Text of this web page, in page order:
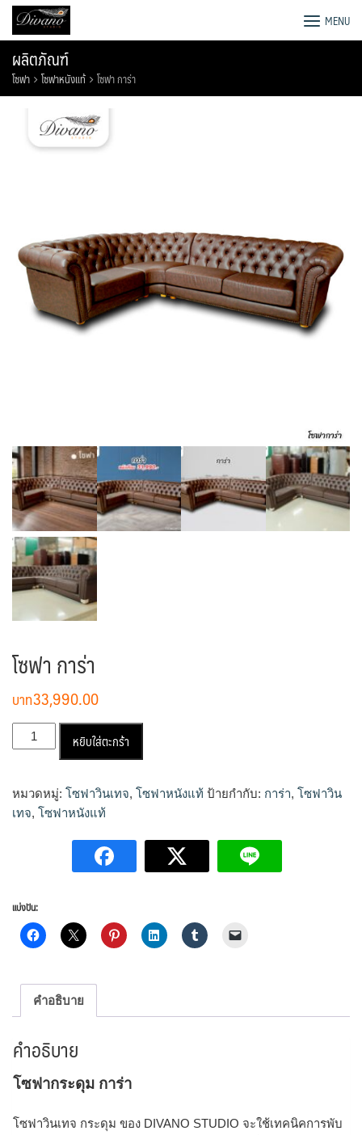
Skipโรงงานโซฟา เตียง ชุดโต๊ะอาหาร MENU
ผลิตภัณฑ์
โซฟา โซฟาหนังแท้ โซฟา การ่า
โซฟา การ่า
33,990.00
จำนวน
โซฟา
ร่า
ชิ้น
หยิบใส่ตะกร้า
หมวดหมู่: โซฟาวินเทจ, โซฟาหนังแท้ ป้ายกำกับ: การ่า, โซฟาวิน
เทจ, โซฟาหนังแท้
แบ่งปัน:
คำอธิบาย
คำอธิบาย
โซฟากระดุม การ่า
โซฟาวินเทจ กระดุม ของ DIVANO STUDIO จะใช้เทคนิคการพับ